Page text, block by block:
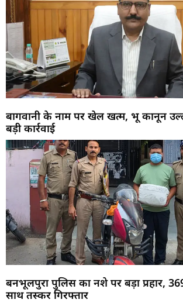
बागवानी के नाम पर खेल खत्म, भू कानून
बड़ी कार्रवाई
बनभूलपुरा पुलिस का नशे पर बड़ा प्रहार,
साथ तस्कर गिरफ्तार